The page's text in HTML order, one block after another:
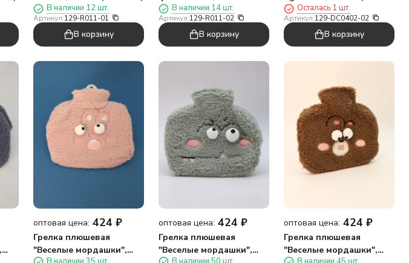
В наличии 12 шт.
Артикул:129-R011-01
В корзину
(19*11 см)
В наличии 14 шт.
Артикул:129-R011-02
В корзину
см) Осталась 1 шт.
Артикул:129-DC0402-02
В корзину
оптовая цена: 424 ₽
Грелка плюшевая
"Веселые мордашки",
оптовая цена: 424 ₽
Грелка плюшевая
"Веселые мордашки",
оптовая цена: 424 ₽
Грелка плюшевая
"Веселые мордашки",